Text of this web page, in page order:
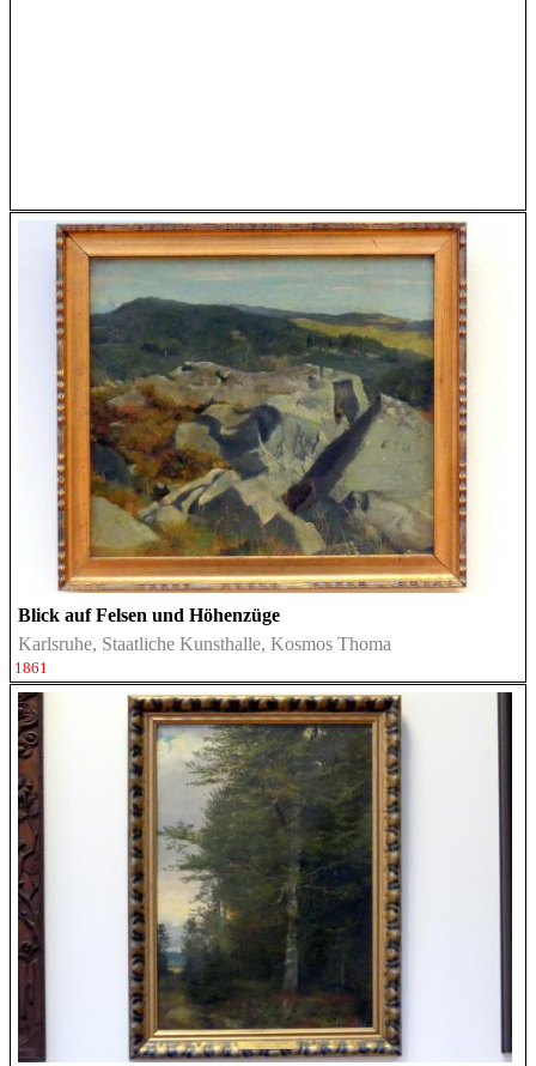
Blick auf Felsen und Höhenzüge
Karlsruhe, Staatliche Kunsthalle, Kosmos Thoma
1861